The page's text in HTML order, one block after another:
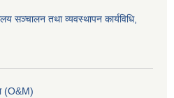
सञ्चालन तथा व्यवस्थापन कार्यविधि,
(O&M)